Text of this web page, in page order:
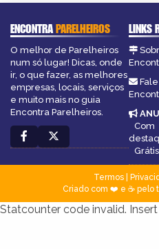
ENCONTRAPARELHEIROS
O melhor de Parelheiros
num só lugar! Dicas, onde
ir, o que fazer, as melhores
empresas, locais, serviços
e muito mais no guia
Encontra Parelheiros.
LINKS
Com
Grátis
Termos|
Criado com ❤️ e ☕ pelo
Statcounter code invalid.